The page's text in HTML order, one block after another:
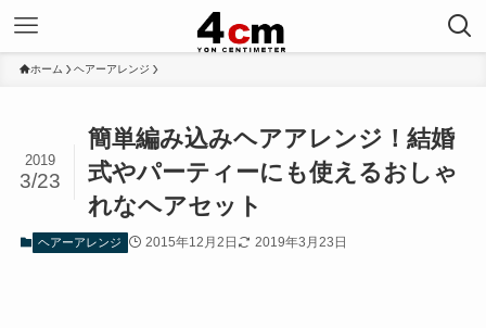
ホーム ヘアーアレンジ
簡単編み込みヘアアレンジ！結婚
式やパーティーにも使えるおしゃ
れなヘアセット
2019
3/23
ヘアーアレンジ 2015年12月2日 2019年3月23日